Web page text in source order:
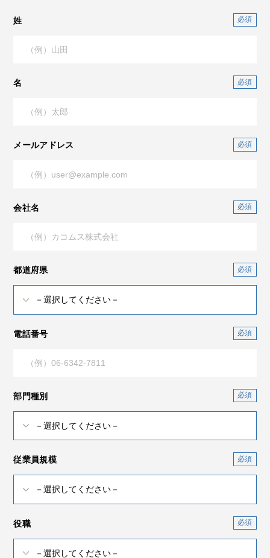
姓
名
メールアドレス
会社名
都道府県
電話番号
部門種別
従業員規模
役職